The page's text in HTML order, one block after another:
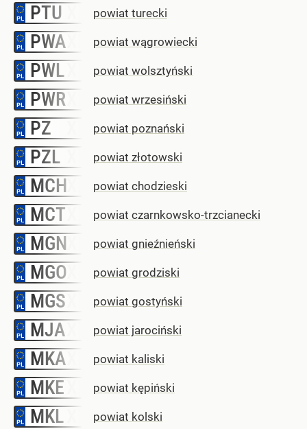
PTU powiat turecki
PWA powiat wągrowiecki
PWL powiat wolsztyński
PWR powiat wrzesiński
PZ powiat poznański
PZL powiat złotowski
MCH powiat chodzieski
MCT powiat czarnkowsko-trzcianecki
MGN powiat gnieźnieński
MGO powiat grodziski
MGS powiat gostyński
MJA powiat jarociński
MKA powiat kaliski
MKE powiat kępiński
MKL powiat kolski